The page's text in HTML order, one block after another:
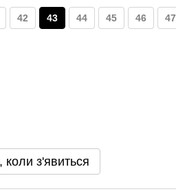
42 43 44 45 46 47
коли з'явиться